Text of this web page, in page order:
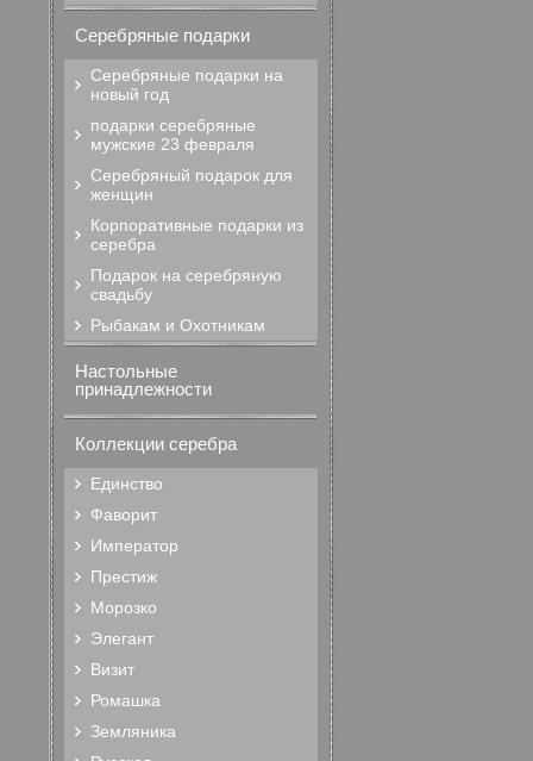
Серебряные подарки
Серебряные подарки на
новый год
подарки серебряные
мужские 23 февраля
Серебряный подарок для
женщин
Корпоративные подарки из
серебра
Подарок на серебряную
свадьбу
Рыбакам и Охотникам
Настольные
принадлежности
Коллекции серебра
Единство
Фаворит
Император
Престиж
Морозко
Элегант
Визит
Ромашка
Земляника